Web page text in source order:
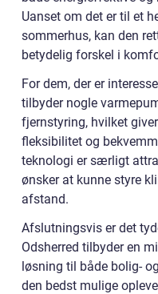
Uanset om det er til et
sommerhus, kan den
betydelig forskel i
For dem, der er
tilbyder nogle
fjernstyring, hvilket
fleksibilitet og
teknologi er særligt
ønsker at kunne styre
afstand.
Afslutningsvis er det
Odsherred tilbyder en
løsning til både bolig-
den bedst mulige